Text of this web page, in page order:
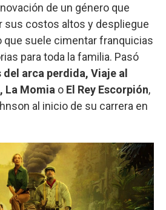
de un género que
sus costos altos y despliegue
que suele cimentar franquicias
para toda la familia. Pasó
del arca perdida, Viaje al
La Momia o El Rey Escorpión,
al inicio de su carrera en